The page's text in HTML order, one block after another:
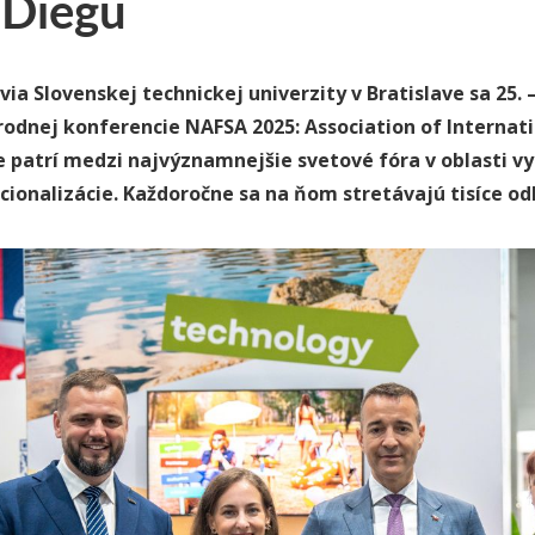
Slovenskej technickej univerzity v Bratislave sa 25.
konferencie NAFSA 2025: Association of
patrí medzi najvýznamnejšie svetové fóra v oblasti
Každoročne sa na ňom stretávajú tisíce